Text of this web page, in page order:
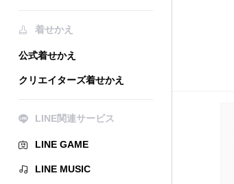
着せかえ
公式着せかえ
クリエイターズ着せかえ
LINE関連サービス
LINE GAME
LINE MUSIC